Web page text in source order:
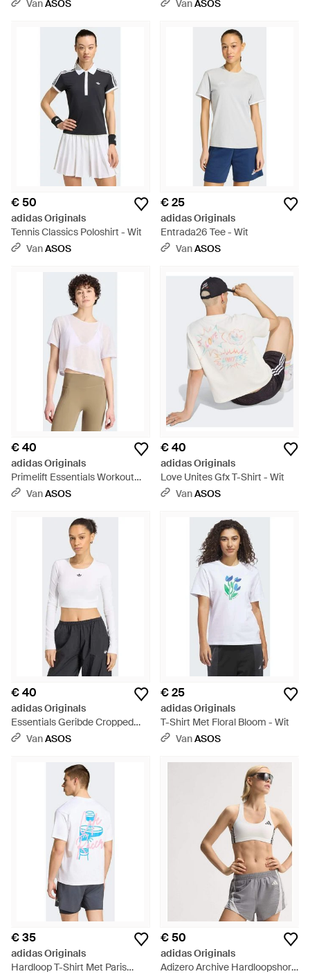
VanASOS VanASOS
€ 50
adidas Originals
Tennis Classics Poloshirt - Wit
VanASOS
€ 25
adidas Originals
Entrada26 Tee - Wit
VanASOS
€ 40
adidas Originals
Primelift Essentials Workout
Boxy Mesh T-Shirt - Wit
VanASOS
€ 40
adidas Originals
Love Unites Gfx T-Shirt - Wit
VanASOS
€ 40
adidas Originals
Essentials Geribde Cropped
Longsleeve T-Shirt - Wit
VanASOS
€ 25
adidas Originals
T-Shirt Met Floral Bloom - Wit
VanASOS
€ 35
adidas Originals
Hardloop T-Shirt Met Paris
€ 50
adidas Originals
Adizero Archive Hardloopshort